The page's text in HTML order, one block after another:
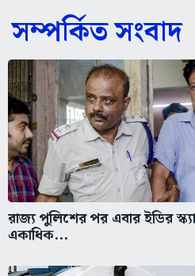
সম্পর্কিত সংবাদ
রাজ্য পুলিশের পর এবার ইডির
একাধিক...